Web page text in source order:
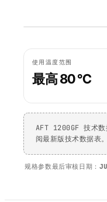
AFT 1120GF
AFT 1200GF 丙烯酸泡
AFT 2064WF
浏览更多 →
玻璃与陶瓷
塑料（非PP/PE）
复合材料与玻璃纤维
使用温度范围
最高 80 °C
AFT 1200GF 技术数
阅最新版技术数据表。
规格参数最后审核日期：